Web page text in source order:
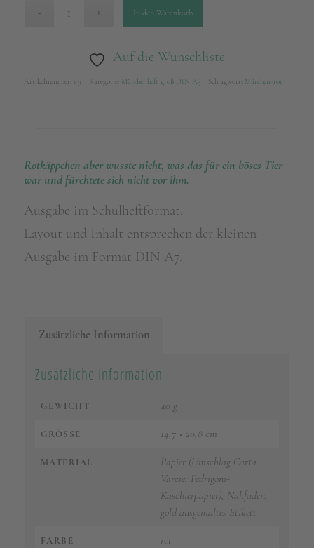
In den Warenkorb
Auf die Wunschliste
Artikelnummer: 131 Kategorie: Märchenheft groß DIN A5 Schlagwort: Märchen-rot
Rotkäppchen aber wusste nicht, was das für ein böses Tier
war und fürchtete sich nicht vor ihm.
Ausgabe im Schulheftformat.
Layout und Inhalt entsprechen der kleinen
Ausgabe im Format DIN A7.
Zusätzliche Information
Zusätzliche Information
GEWICHT 40 g
GRÖSSE 14,7 × 20,8 cm
MATERIAL
Papier (Umschlag Carta
Varese, Fedrigoni-
Kaschierpapier), Nähfaden,
gold ausgemaltes Etikett
FARBE rot